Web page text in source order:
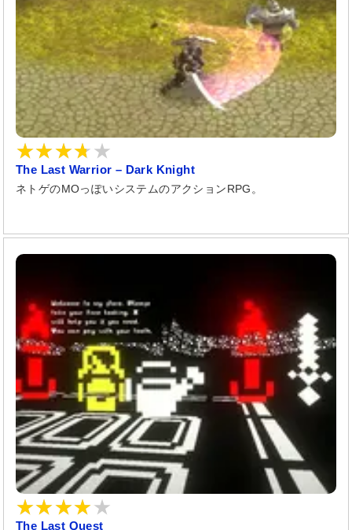
The Last Warrior – Dark Knight
ネトゲのMOっぽいシステムのアクションRPG。
The Last Quest